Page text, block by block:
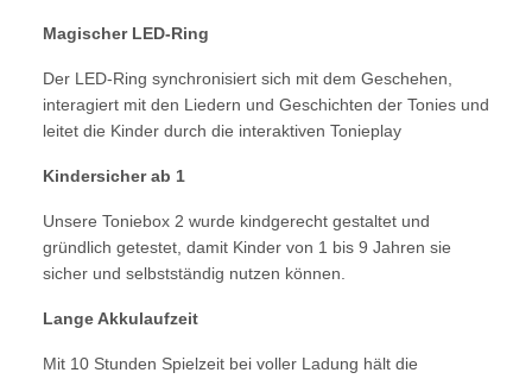
Magischer LED-Ring
Der LED-Ring synchronisiert sich mit dem Geschehen,
interagiert mit den Liedern und Geschichten der Tonies und
leitet die Kinder durch die interaktiven Tonieplay
Kindersicher ab 1
Unsere Toniebox 2 wurde kindgerecht gestaltet und
gründlich getestet, damit Kinder von 1 bis 9 Jahren sie
sicher und selbstständig nutzen können.
Lange Akkulaufzeit
Mit 10 Stunden Spielzeit bei voller Ladung hält die